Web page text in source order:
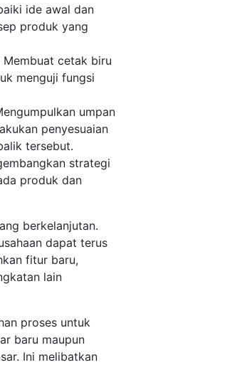
ide awal dan
produk yang
Membuat cetak biru
menguji fungsi
umpan
penyesuaian
tersebut.
strategi
produk dan
berkelanjutan.
dapat terus
fitur baru,
lain
proses untuk
baru maupun
Ini melibatkan